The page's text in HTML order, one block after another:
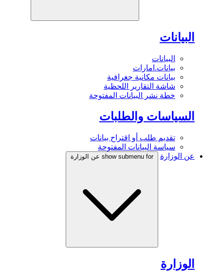
البيانات
البيانات
بيانات.امارات
بيانات مكانية جغرافية
شاشة التقارير اللحظية
خطة نشر البيانات المفتوحة
السياسات والطلبات
تقديم طلب أو اقتراح بيانات
سياسة البيانات المفتوحة
عن الوزارة
show submenu for عن الوزارة
الوزارة